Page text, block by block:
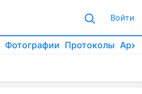
Войти
Фотографии Протоколы